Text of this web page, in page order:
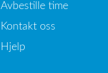
Avbestille time
Kontakt oss
Hjelp